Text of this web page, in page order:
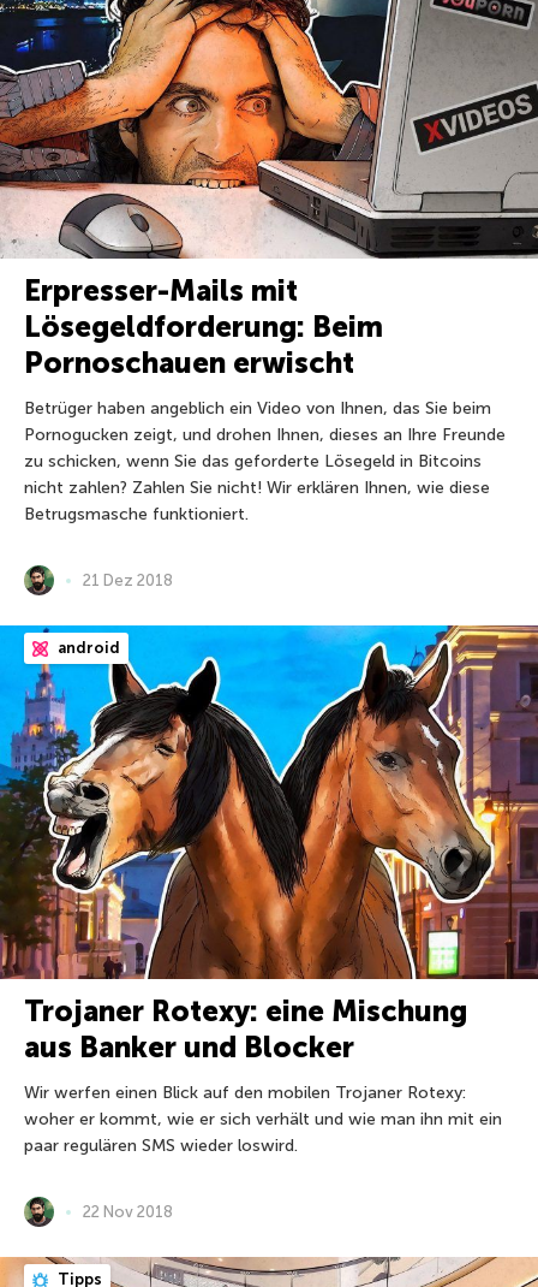
Erpresser-Mails mit
Lösegeldforderung: Beim
Pornoschauen erwischt
Betrüger haben angeblich ein Video von Ihnen, das Sie beim
Pornogucken zeigt, und drohen Ihnen, dieses an Ihre Freunde
zu schicken, wenn Sie das geforderte Lösegeld in Bitcoins
nicht zahlen? Zahlen Sie nicht! Wir erklären Ihnen, wie diese
Betrugsmasche funktioniert.
21 Dez 2018
android
Trojaner Rotexy: eine Mischung
aus Banker und Blocker
Wir werfen einen Blick auf den mobilen Trojaner Rotexy:
woher er kommt, wie er sich verhält und wie man ihn mit ein
paar regulären SMS wieder loswird.
22 Nov 2018
Tipps